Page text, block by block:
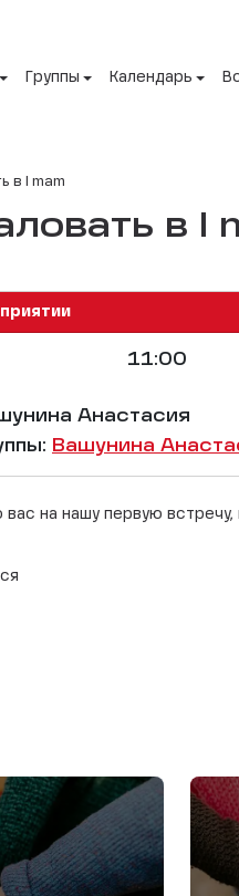
Группы Календарь
в I mam
в I
11:00
Анастасия
Вашунина
на нашу первую